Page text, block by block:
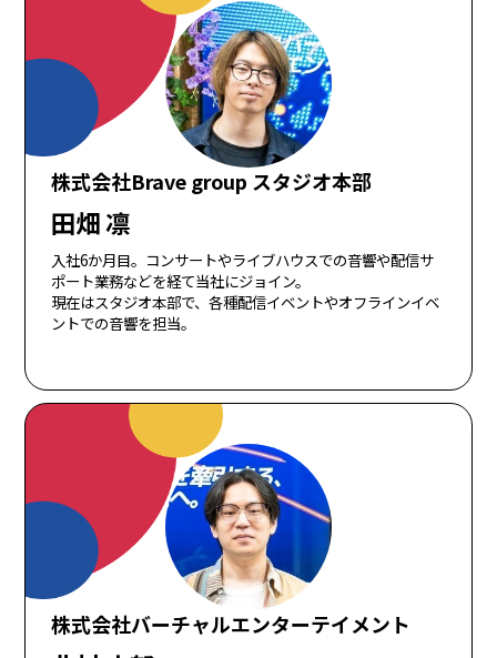
株式会社Brave group スタジオ本部
田畑 凛
入社6か月目。コンサートやライブハウスでの音響や配信サ
ポート業務などを経て当社にジョイン。
現在はスタジオ本部で、各種配信イベントやオフラインイベ
ントでの音響を担当。
株式会社バーチャルエンターテイメント